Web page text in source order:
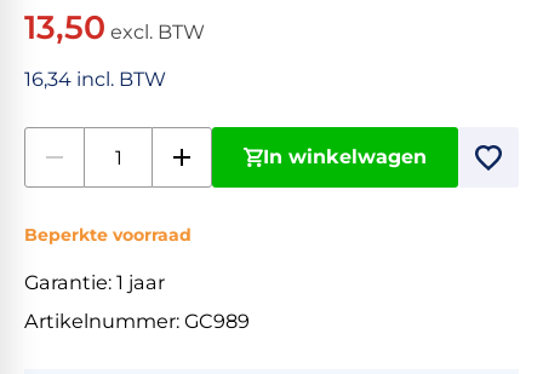
13,50 excl. BTW
16,34 incl. BTW
In winkelwagen
Beperkte voorraad
Garantie: 1 jaar
Artikelnummer: GC989